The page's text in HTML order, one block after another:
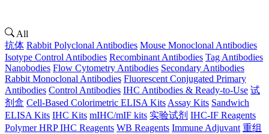
All
抗体 Rabbit Polyclonal Antibodies Mouse Monoclonal Antibodies
Isotype Control Antibodies Recombinant Antibodies Tag Antibodies
Nanobodies Flow Cytometry Antibodies Secondary Antibodies
Rabbit Monoclonal Antibodies Fluorescent Conjugated Primary
Antibodies Control Antibodies IHC Antibodies & Ready-to-Use 试
剂盒 Cell-Based Colorimetric ELISA Kits Assay Kits Sandwich
ELISA Kits IHC Kits mIHC/mIF kits 实验试剂 IHC-IF Reagents
Polymer HRP IHC Reagents WB Reagents Immune Adjuvant 重组